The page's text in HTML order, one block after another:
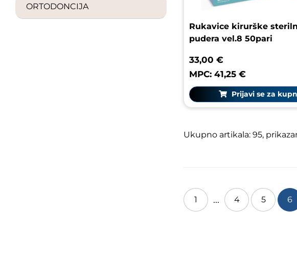
ORTODONCIJA
Rukavice kirurške
pudera vel.8 50pari
33,00 €
MPC: 41,25 €
Prijavi se za
Ukupno artikala: 95,
1 ... 4 5 6